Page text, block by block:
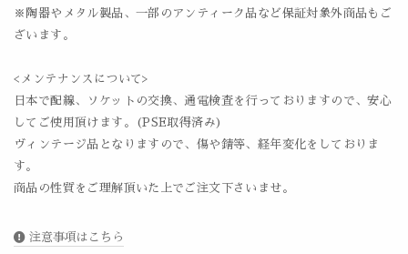
※陶器やメタル製品、一部のアンティーク品など保証対象外商品もご
ざいます。
<メンテナンスについて>
日本で配線、ソケットの交換、通電検査を行っておりますので、安心
してご使用頂けます。(PSE取得済み)
ヴィンテージ品となりますので、傷や錆等、経年変化をしておりま
す。
商品の性質をご理解頂いた上でご注文下さいませ。
注意事項はこちら